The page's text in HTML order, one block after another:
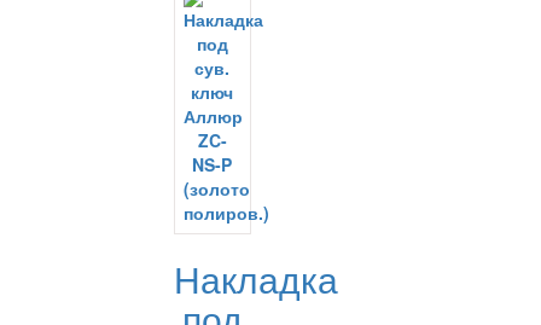
Накладка